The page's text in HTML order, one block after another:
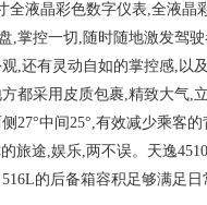
全液晶彩色数字仪表,全液
,掌控一切,随时随地激发驾
,还有灵动自如的掌控感,以
都采用皮质包裹,精致大气,
27°中间25°,有效减少乘客
旅途,娱乐,两不误。天逸
的后备箱容积足够满足